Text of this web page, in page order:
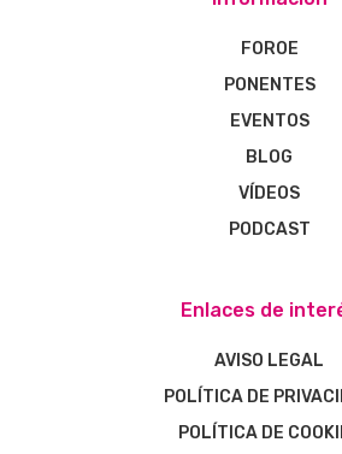
FOROE
PONENTES
EVENTOS
BLOG
VÍDEOS
PODCAST
Enlaces de
AVISO LEGAL
POLÍTICA DE
POLÍTICA DE